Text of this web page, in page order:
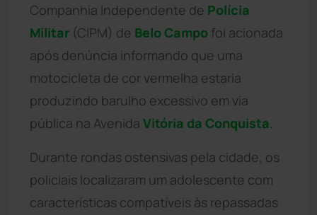
Companhia Independente de Polícia
Militar (CIPM) de Belo Campo foi acionada
após denúncia informando que uma
motocicleta de cor vermelha estaria
produzindo barulho excessivo em via
pública na Avenida Vitória da Conquista
Durante rondas ostensivas pela cidade, os
policiais localizaram um adolescente com
características compatíveis às repassadas